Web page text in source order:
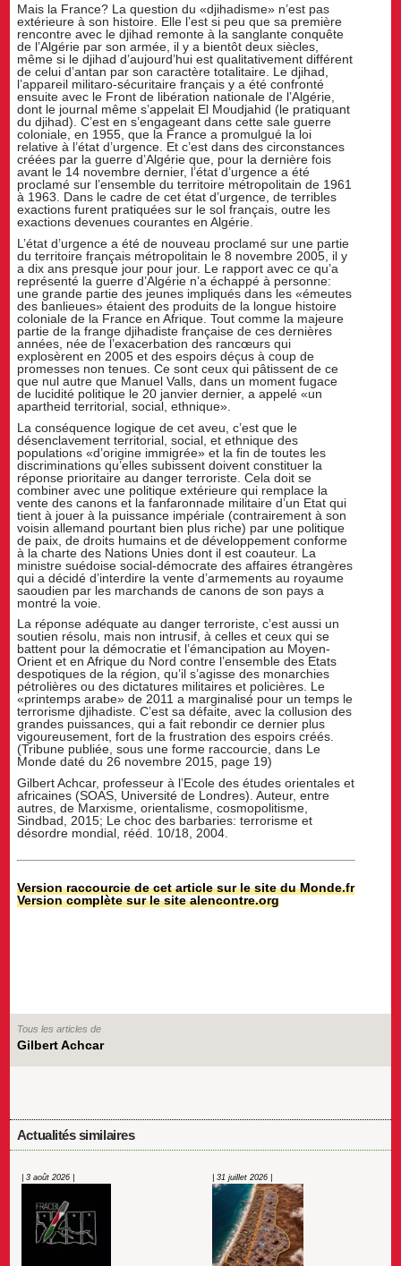
Mais la France? La question du «djihadisme» n’est pas
extérieure à son histoire. Elle l’est si peu que sa première
rencontre avec le djihad remonte à la sanglante conquête
de l’Algérie par son armée, il y a bientôt deux siècles,
même si le djihad d’aujourd’hui est qualitativement différent
de celui d’antan par son caractère totalitaire. Le djihad,
l’appareil militaro-sécuritaire français y a été confronté
ensuite avec le Front de libération nationale de l’Algérie,
dont le journal même s’appelait El Moudjahid (le pratiquant
du djihad). C’est en s’engageant dans cette sale guerre
coloniale, en 1955, que la France a promulgué la loi
relative à l’état d’urgence. Et c’est dans des circonstances
créées par la guerre d’Algérie que, pour la dernière fois
avant le 14 novembre dernier, l’état d’urgence a été
proclamé sur l’ensemble du territoire métropolitain de 1961
à 1963. Dans le cadre de cet état d’urgence, de terribles
exactions furent pratiquées sur le sol français, outre les
exactions devenues courantes en Algérie.
L’état d’urgence a été de nouveau proclamé sur une partie
du territoire français métropolitain le 8 novembre 2005, il y
a dix ans presque jour pour jour. Le rapport avec ce qu’a
représenté la guerre d’Algérie n’a échappé à personne:
une grande partie des jeunes impliqués dans les «émeutes
des banlieues» étaient des produits de la longue histoire
coloniale de la France en Afrique. Tout comme la majeure
partie de la frange djihadiste française de ces dernières
années, née de l’exacerbation des rancœurs qui
explosèrent en 2005 et des espoirs déçus à coup de
promesses non tenues. Ce sont ceux qui pâtissent de ce
que nul autre que Manuel Valls, dans un moment fugace
de lucidité politique le 20 janvier dernier, a appelé «un
apartheid territorial, social, ethnique».
La conséquence logique de cet aveu, c’est que le
désenclavement territorial, social, et ethnique des
populations «d’origine immigrée» et la fin de toutes les
discriminations qu’elles subissent doivent constituer la
réponse prioritaire au danger terroriste. Cela doit se
combiner avec une politique extérieure qui remplace la
vente des canons et la fanfaronnade militaire d’un Etat qui
tient à jouer à la puissance impériale (contrairement à son
voisin allemand pourtant bien plus riche) par une politique
de paix, de droits humains et de développement conforme
à la charte des Nations Unies dont il est coauteur. La
ministre suédoise social-démocrate des affaires étrangères
qui a décidé d’interdire la vente d’armements au royaume
saoudien par les marchands de canons de son pays a
montré la voie.
La réponse adéquate au danger terroriste, c’est aussi un
soutien résolu, mais non intrusif, à celles et ceux qui se
battent pour la démocratie et l’émancipation au Moyen-
Orient et en Afrique du Nord contre l’ensemble des Etats
despotiques de la région, qu’il s’agisse des monarchies
pétrolières ou des dictatures militaires et policières. Le
«printemps arabe» de 2011 a marginalisé pour un temps le
terrorisme djihadiste. C’est sa défaite, avec la collusion des
grandes puissances, qui a fait rebondir ce dernier plus
vigoureusement, fort de la frustration des espoirs créés.
(Tribune publiée, sous une forme raccourcie, dans Le
Monde daté du 26 novembre 2015, page 19)
Gilbert Achcar, professeur à l’Ecole des études orientales et
africaines (SOAS, Université de Londres). Auteur, entre
autres, de Marxisme, orientalisme, cosmopolitisme,
Sindbad, 2015; Le choc des barbaries: terrorisme et
désordre mondial, rééd. 10/18, 2004.
Version raccourcie de cet article sur le site du Monde.fr
Version complète sur le site alencontre.org
Tous les articles de
Gilbert Achcar
Actualités similaires
| 3 août 2026 | | 31 juillet 2026 |